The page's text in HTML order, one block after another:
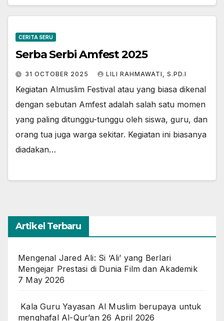
CERITA SERU
Serba Serbi Amfest 2025
31 OCTOBER 2025 LILI RAHMAWATI, S.PD.I
Kegiatan Almuslim Festival atau yang biasa dikenal
dengan sebutan Amfest adalah salah satu momen
yang paling ditunggu-tunggu oleh siswa, guru, dan
orang tua juga warga sekitar. Kegiatan ini biasanya
diadakan…
Artikel Terbaru
Mengenal Jared Ali: Si ‘Ali’ yang Berlari
Mengejar Prestasi di Dunia Film dan Akademik
7 May 2026
Kala Guru Yayasan Al Muslim berupaya untuk
menghafal Al-Qur’an 26 April 2026